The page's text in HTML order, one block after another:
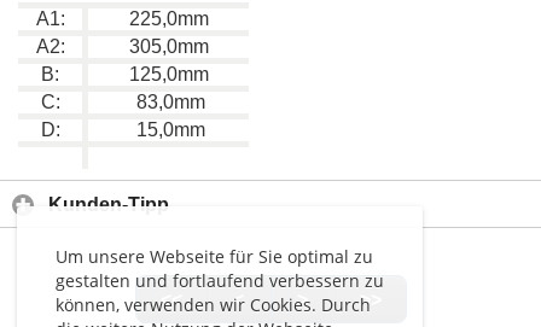
Um unsere Webseite für Sie optimal zu
gestalten und fortlaufend verbessern zu
können, verwenden wir Cookies. Durch
A1:
225,0mm
A2:
305,0mm
B:
125,0mm
C:
83,0mm
D:
15,0mm
Kunden-Tipp
<< < > >>